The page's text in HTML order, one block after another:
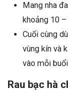
Mang nha
khoảng 10
Cuối cùng
vùng kín và
vào mỗi
Rau bạc hà